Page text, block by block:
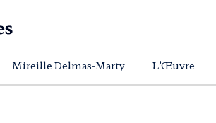
Mireille Delmas-Marty L’Œuvre